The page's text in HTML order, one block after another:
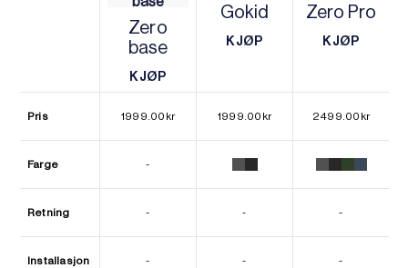
Zero
base
KJØP
KJØP
Gokid
KJØP
Zero Pro
KJØP
Pris 1999.00 kr 1999.00 kr 2499.00 kr
Farge -
Retning - - -
Installasjon - - -